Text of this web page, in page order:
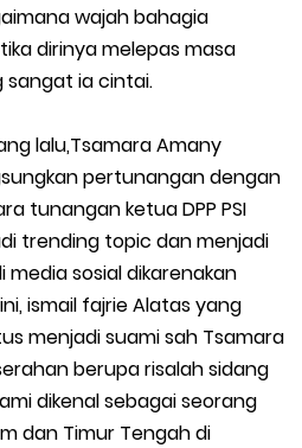
Lala Motor dan Mobil 2023
Gopay Biasa dan Upgrade
dan Barcode Shopeepay
Penjelasan Resi Gosend
Shopeepay Tanpa Potongan
Shopee Food 2022
dan Jam Operasionalnya
Gojek Mengalami Gangguan
wajah bahagia
dirinya melepas masa
sangat ia cintai.
lalu,Tsamara Amany
pertunangan dengan
tunangan ketua DPP PSI
trending topic dan menjadi
sosial dikarenakan
ismail fajrie Alatas yang
menjadi suami sah Tsamara
berupa risalah sidang
dikenal sebagai seorang
dan Timur Tengah di